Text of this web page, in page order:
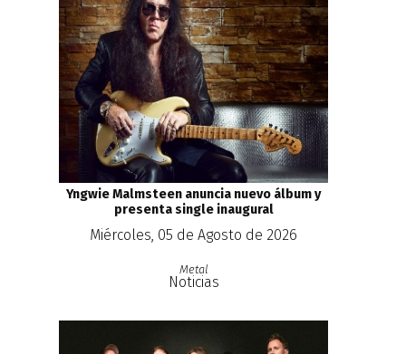
Yngwie Malmsteen anuncia nuevo álbum y
presenta single inaugural
Miércoles, 05 de Agosto de 2026
Metal
Noticias